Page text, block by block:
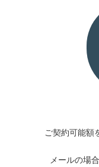
ご契約可能額
メールの場